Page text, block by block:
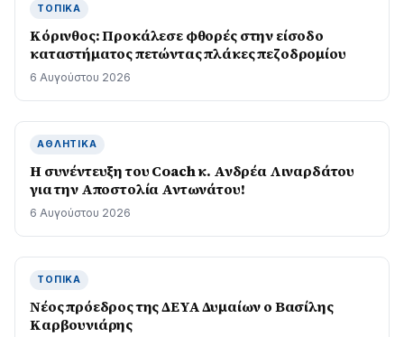
ΤΟΠΙΚΆ
Κόρινθος: Προκάλεσε φθορές στην είσοδο
καταστήματος πετώντας πλάκες πεζοδρομίου
6 Αυγούστου 2026
ΑΘΛΗΤΙΚΆ
H συνέντευξη του Coach κ. Ανδρέα Λιναρδάτου
για την Αποστολία Αντωνάτου!
6 Αυγούστου 2026
ΤΟΠΙΚΆ
Νέος πρόεδρος της ΔΕΥΑ Δυμαίων ο Βασίλης
Καρβουνιάρης